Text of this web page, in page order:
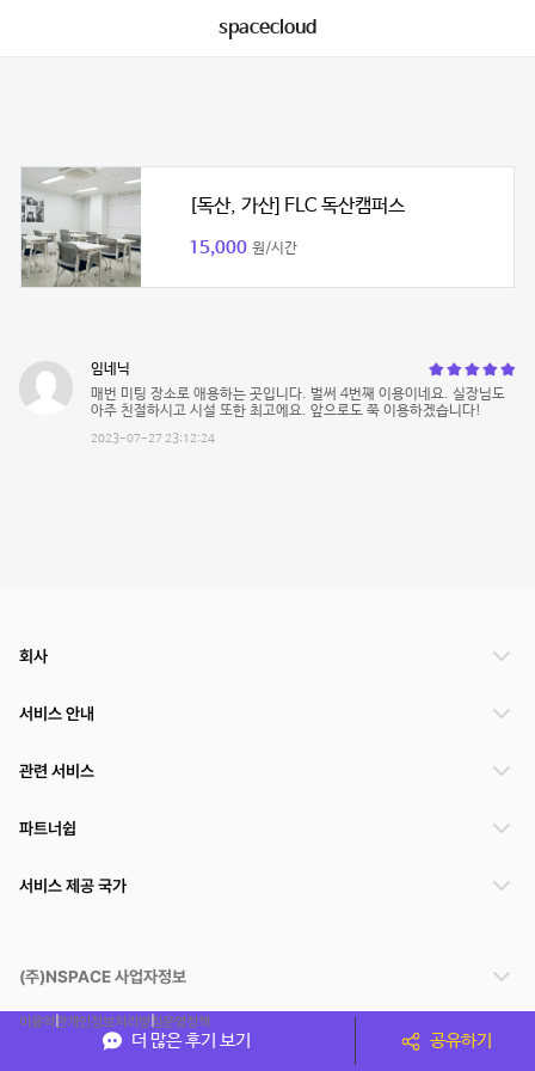
spacecloud
[독산, 가산] FLC 독산캠퍼스
15,000 원/시간
임네닉
매번 미팅 장소로 애용하는 곳입니다. 벌써 4번째 이용이네요. 실장님도
아주 친절하시고 시설 또한 최고에요. 앞으로도 쭉 이용하겠습니다!
2023-07-27 23:12:24
더 많은 후기 보기 공유하기
회사
서비스 안내
관련 서비스
파트너쉽
서비스 제공 국가
(주)NSPACE 사업자정보
이용약관개인정보처리방침운영정책
스페이스클라우드는 통신판매중개자이며 통신판매의 당사자가 아닙니다. 따라서 스페이스클